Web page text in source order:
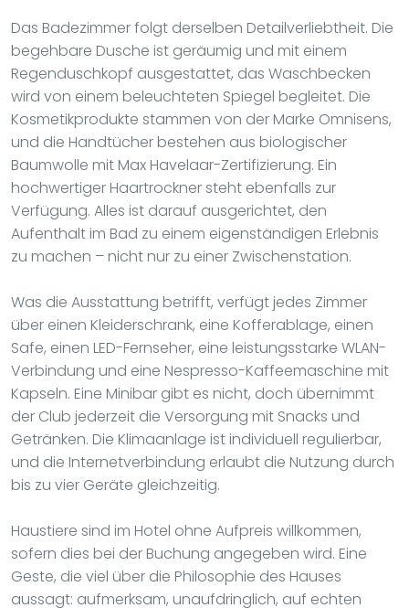
Das Badezimmer folgt derselben Detailverliebtheit. Die
begehbare Dusche ist geräumig und mit einem
Regenduschkopf ausgestattet, das Waschbecken
wird von einem beleuchteten Spiegel begleitet. Die
Kosmetikprodukte stammen von der Marke Omnisens,
und die Handtücher bestehen aus biologischer
Baumwolle mit Max Havelaar-Zertifizierung. Ein
hochwertiger Haartrockner steht ebenfalls zur
Verfügung. Alles ist darauf ausgerichtet, den
Aufenthalt im Bad zu einem eigenständigen Erlebnis
zu machen – nicht nur zu einer Zwischenstation.
Was die Ausstattung betrifft, verfügt jedes Zimmer
über einen Kleiderschrank, eine Kofferablage, einen
Safe, einen LED-Fernseher, eine leistungsstarke WLAN-
Verbindung und eine Nespresso-Kaffeemaschine mit
Kapseln. Eine Minibar gibt es nicht, doch übernimmt
der Club jederzeit die Versorgung mit Snacks und
Getränken. Die Klimaanlage ist individuell regulierbar,
und die Internetverbindung erlaubt die Nutzung durch
bis zu vier Geräte gleichzeitig.
Haustiere sind im Hotel ohne Aufpreis willkommen,
sofern dies bei der Buchung angegeben wird. Eine
Geste, die viel über die Philosophie des Hauses
aussagt: aufmerksam, unaufdringlich, auf echten